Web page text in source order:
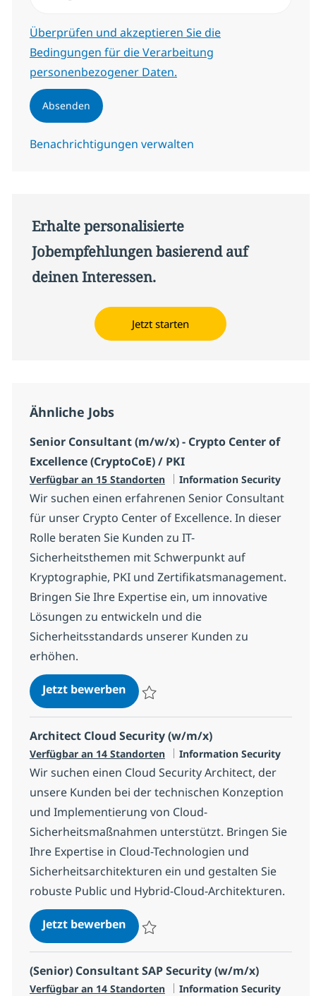
Erforderlich
Überprüfen und akzeptieren Sie die
Bedingungen für die Verarbeitung
personenbezogener Daten.
Absenden
Benachrichtigungen verwalten
Erhalte personalisierte
Jobempfehlungen basierend auf
deinen Interessen.
Jetzt starten
Ähnliche Jobs
Senior Consultant (m/w/x) - Crypto Center of
Excellence (CryptoCoE) / PKI
Verfügbar an 15 Standorten Kategorie
Information Security
Wir suchen einen erfahrenen Senior Consultant
für unser Crypto Center of Excellence. In dieser
Rolle beraten Sie Kunden zu IT-
Sicherheitsthemen mit Schwerpunkt auf
Kryptographie, PKI und Zertifikatsmanagement.
Bringen Sie Ihre Expertise ein, um innovative
Lösungen zu entwickeln und die
Sicherheitsstandards unserer Kunden zu
erhöhen.
Jetzt bewerbenSenior Consultant (m/w/x) -
Architect Cloud Security (w/m/x)
Verfügbar an 14 Standorten Kategorie
Information Security
Wir suchen einen Cloud Security Architect, der
unsere Kunden bei der technischen Konzeption
und Implementierung von Cloud-
Sicherheitsmaßnahmen unterstützt. Bringen Sie
Ihre Expertise in Cloud-Technologien und
Sicherheitsarchitekturen ein und gestalten Sie
robuste Public und Hybrid-Cloud-Architekturen.
Jetzt bewerbenArchitect Cloud Security (w/m/x)
(Senior) Consultant SAP Security (w/m/x)
Verfügbar an 14 Standorten Kategorie
Information Security